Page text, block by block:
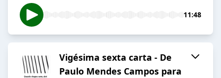
11:48
Vigésima sexta carta - De
Paulo Mendes Campos para